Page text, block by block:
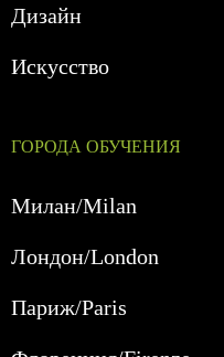
Дизайн
Искусство
ГОРОДА ОБУЧЕНИЯ
Милан/Milan
Лондон/London
Париж/Paris